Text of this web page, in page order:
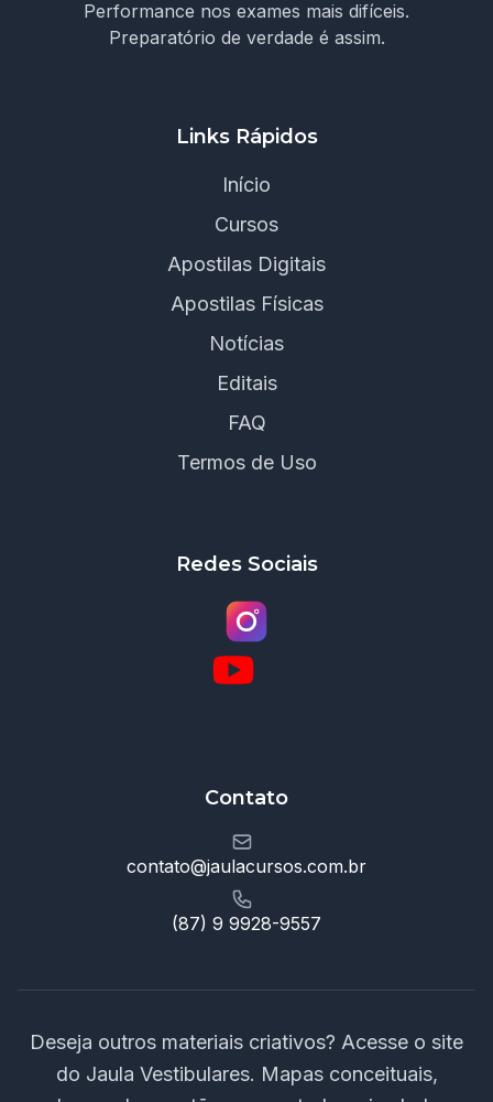
Performance nos exames mais difíceis.
Preparatório de verdade é assim.
Links Rápidos
Início
Cursos
Apostilas Digitais
Apostilas Físicas
Notícias
Editais
FAQ
Termos de Uso
Redes Sociais
Contato
contato@jaulacursos.com.br
(87) 9 9928-9557
Deseja outros materiais criativos? Acesse o site
do Jaula Vestibulares. Mapas conceituais,